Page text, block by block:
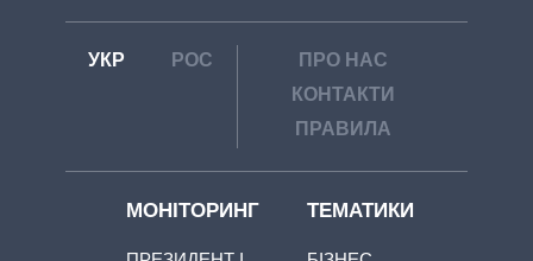
УКР РОС
ПРО НАС
КОНТАКТИ
ПРАВИЛА
МОНІТОРИНГ ТЕМАТИКИ